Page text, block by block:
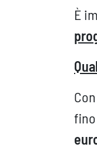
È
fino